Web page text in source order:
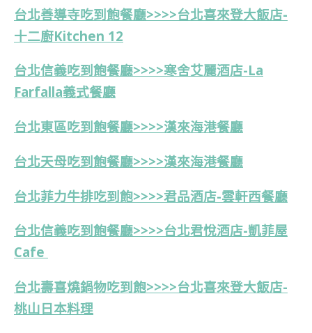
台北善導寺吃到飽餐廳>>>>台北喜來登大飯店-
十二廚Kitchen 12
台北信義吃到飽餐廳>>>>寒舍艾麗酒店-La
Farfalla義式餐廳
台北東區吃到飽餐廳>>>>漢來海港餐廳
台北天母吃到飽餐廳>>>>漢來海港餐廳
台北菲力牛排吃到飽>>>>君品酒店-雲軒西餐廳
台北信義吃到飽餐廳>>>>台北君悅酒店-凱菲屋
Cafe
台北壽喜燒鍋物吃到飽>>>>台北喜來登大飯店-
桃山日本料理